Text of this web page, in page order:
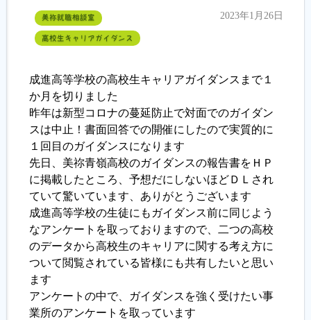
美祢就職相談室
高校生キャリアガイダンス
2023年1月26日
成進高等学校の高校生キャリアガイダンスまで１
か月を切りました
昨年は新型コロナの蔓延防止で対面でのガイダン
スは中止！書面回答での開催にしたので実質的に
１回目のガイダンスになります
先日、美祢青嶺高校のガイダンスの報告書をＨＰ
に掲載したところ、予想だにしないほどＤＬされ
ていて驚いています、ありがとうございます
成進高等学校の生徒にもガイダンス前に同じよう
なアンケートを取っておりますので、二つの高校
のデータから高校生のキャリアに関する考え方に
ついて閲覧されている皆様にも共有したいと思い
ます
アンケートの中で、ガイダンスを強く受けたい事
業所のアンケートを取っています